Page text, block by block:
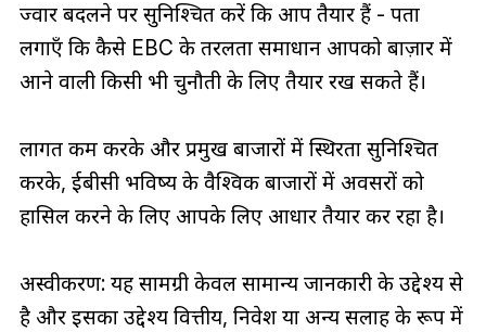
ज्वार बदलने पर सुनिश्चित करें कि आप तैयार हैं - पता
लगाएँ कि कैसे EBC के तरलता समाधान आपको बाज़ार में
आने वाली किसी भी चुनौती के लिए तैयार रख सकते हैं।
लागत कम करके और प्रमुख बाजारों में स्थिरता सुनिश्चित
करके, ईबीसी भविष्य के वैश्विक बाजारों में अवसरों को
हासिल करने के लिए आपके लिए आधार तैयार कर रहा है।
अस्वीकरण: यह सामग्री केवल सामान्य जानकारी के उद्देश्य से
है और इसका उद्देश्य वित्तीय, निवेश या अन्य सलाह के रूप में